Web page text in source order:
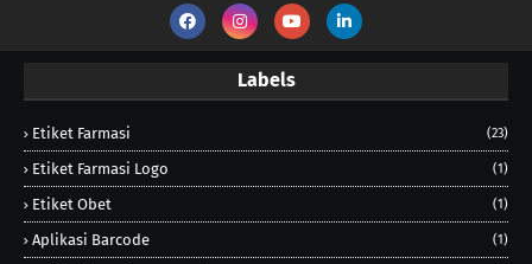
Labels
Etiket Farmasi (23)
Etiket Farmasi Logo (1)
Etiket Obet (1)
Aplikasi Barcode (1)